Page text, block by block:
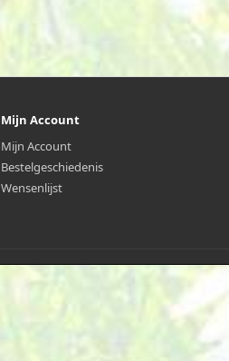
Mijn Account
Mijn Account
Bestelgeschiedenis
Wensenlijst